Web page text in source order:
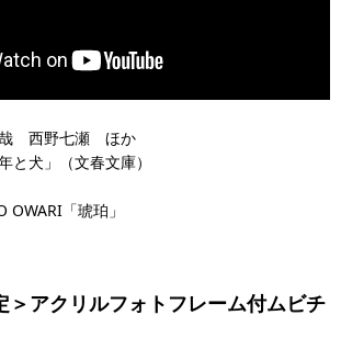
哉 西野七瀬 ほか
犬」（文春文庫）
「琥珀」
＞アクリルフォトフレーム付ムビチ